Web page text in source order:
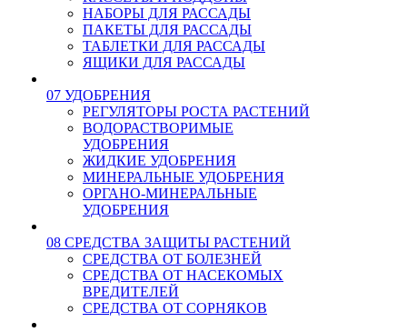
НАБОРЫ ДЛЯ РАССАДЫ
ПАКЕТЫ ДЛЯ РАССАДЫ
ТАБЛЕТКИ ДЛЯ РАССАДЫ
ЯЩИКИ ДЛЯ РАССАДЫ
07 УДОБРЕНИЯ
РЕГУЛЯТОРЫ РОСТА РАСТЕНИЙ
ВОДОРАСТВОРИМЫЕ
УДОБРЕНИЯ
ЖИДКИЕ УДОБРЕНИЯ
МИНЕРАЛЬНЫЕ УДОБРЕНИЯ
ОРГАНО-МИНЕРАЛЬНЫЕ
УДОБРЕНИЯ
08 СРЕДСТВА ЗАЩИТЫ РАСТЕНИЙ
СРЕДСТВА ОТ БОЛЕЗНЕЙ
СРЕДСТВА ОТ НАСЕКОМЫХ
ВРЕДИТЕЛЕЙ
СРЕДСТВА ОТ СОРНЯКОВ